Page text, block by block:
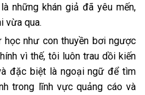
những khán giả đã yêu mến,
vừa qua.
học như con thuyền bơi ngược
vì thế, tôi luôn trau dồi kiến
đặc biệt là ngoại ngữ để tìm
trong lĩnh vực quảng cáo và